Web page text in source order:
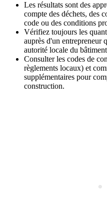
Les résultats sont des
compte des déchets, des
code ou des conditions
Vérifiez toujours les
auprès d'un entrepreneur
autorité locale du
Consulter les codes de
règlements locaux) et
supplémentaires pour
construction.